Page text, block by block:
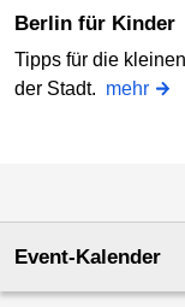
Berlin für Kinder
Tipps für die
der Stadt. mehr
Event-Kalender